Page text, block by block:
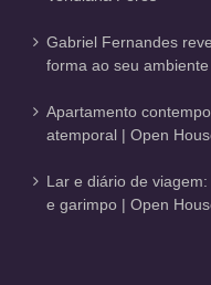
Gabriel Fernandes
forma ao seu
Apartamento
atemporal | Open
Lar e diário de
e garimpo | Open